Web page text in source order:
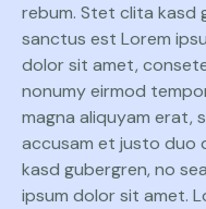
rebum. Stet clita kasd
sanctus est Lorem
dolor sit amet,
nonumy eirmod
magna aliquyam erat,
accusam et justo duo
kasd gubergren, no
ipsum dolor sit amet.